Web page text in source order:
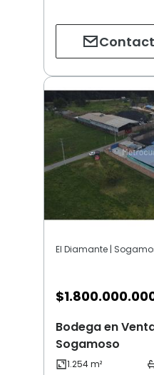
El Diamante |
$
Bodega en
Sogamoso